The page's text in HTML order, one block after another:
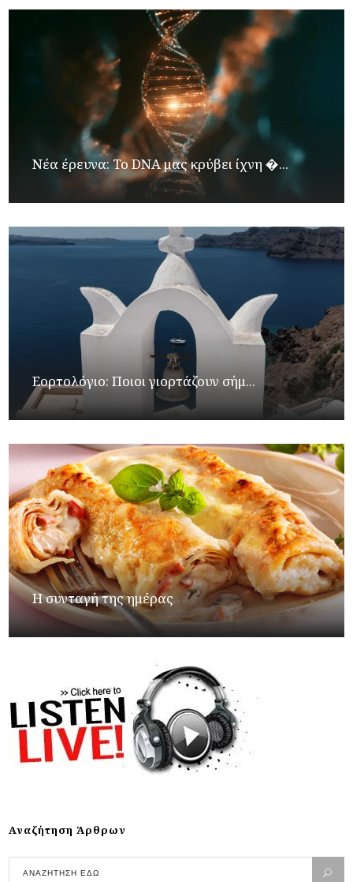
Νέα έρευνα: Το DNA μας κρύβει ίχνη �...
Εορτολόγιο: Ποιοι γιορτάζουν σήμ...
Η συνταγή της ημέρας
Αναζήτηση Άρθρων